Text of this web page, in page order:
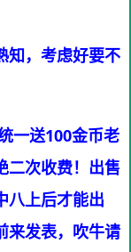
知，考虑好要不
一送100金币老
二次收费！出售
八上后才能出
来发表，吹牛请